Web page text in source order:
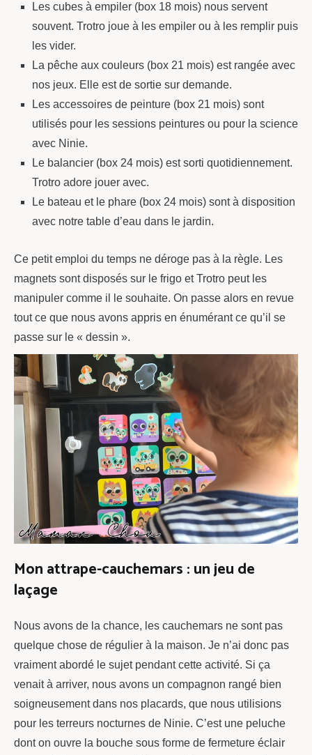
Les cubes à empiler (box 18 mois) nous servent
souvent. Trotro joue à les empiler ou à les remplir puis
les vider.
La pêche aux couleurs (box 21 mois) est rangée avec
nos jeux. Elle est de sortie sur demande.
Les accessoires de peinture (box 21 mois) sont
utilisés pour les sessions peintures ou pour la science
avec Ninie.
Le balancier (box 24 mois) est sorti quotidiennement.
Trotro adore jouer avec.
Le bateau et le phare (box 24 mois) sont à disposition
avec notre table d’eau dans le jardin.
Ce petit emploi du temps ne déroge pas à la règle. Les
magnets sont disposés sur le frigo et Trotro peut les
manipuler comme il le souhaite. On passe alors en revue
tout ce que nous avons appris en énumérant ce qu’il se
passe sur le « dessin ».
Mon attrape-cauchemars : un jeu de
laçage
Nous avons de la chance, les cauchemars ne sont pas
quelque chose de régulier à la maison. Je n’ai donc pas
vraiment abordé le sujet pendant cette activité. Si ça
venait à arriver, nous avons un compagnon rangé bien
soigneusement dans nos placards, que nous utilisions
pour les terreurs nocturnes de Ninie. C’est une peluche
dont on ouvre la bouche sous forme de fermeture éclair